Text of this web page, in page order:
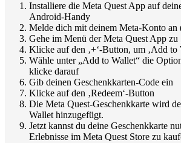
Installiere die Meta Quest App auf
Android-Handy
Melde dich mit deinem Meta-Konto an
Gehe im Menü der Meta Quest App zu
Klicke auf den ‚+‘-Button, um ‚Add to
Wähle unter „Add to Wallet“ die
klicke darauf
Gib deinen Geschenkkarten-Code ein
Klicke auf den ‚Redeem‘-Button
Die Meta Quest-Geschenkkarte wird
Wallet hinzugefügt.
Jetzt kannst du deine Geschenkkarte
Erlebnisse im Meta Quest Store zu